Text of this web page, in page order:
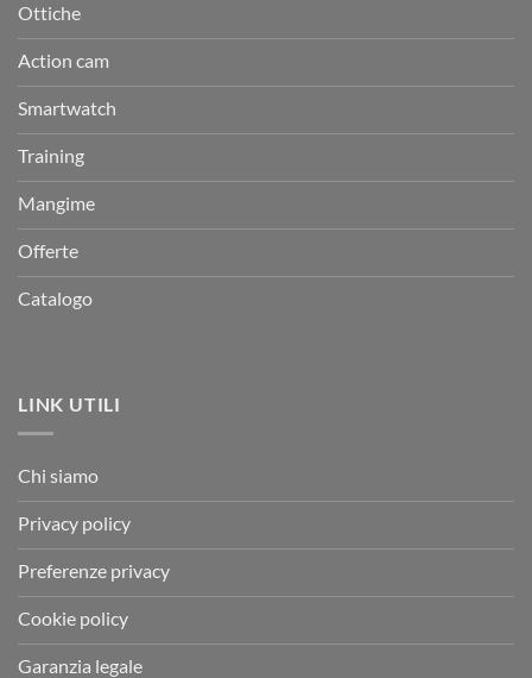
Ottiche
Action cam
Smartwatch
Training
Mangime
Offerte
Catalogo
LINK UTILI
Chi siamo
Privacy policy
Preferenze privacy
Cookie policy
Garanzia legale